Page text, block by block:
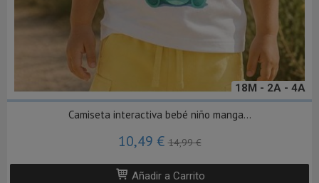
18M - 2A - 4A
Camiseta interactiva bebé niño manga...
10,49 €14,99 €
Añadir a Carrito